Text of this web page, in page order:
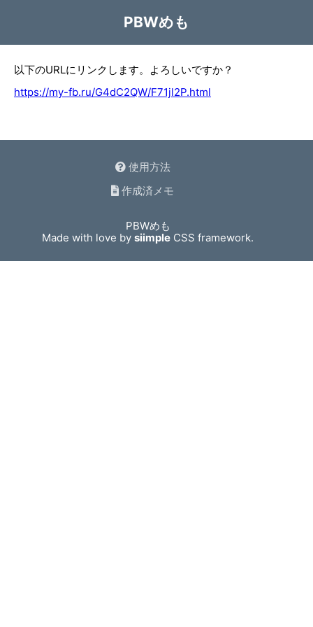
PBWめも
以下のURLにリンクします。よろしいですか？
https://my-fb.ru/G4dC2QW/F71jl2P.html
使用方法
作成済メモ
PBWめも
Made with love bysiimple CSS framework.